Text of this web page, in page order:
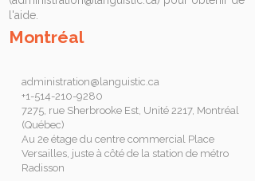
l'aide.
Montréal
administration@languistic.ca
+1-514-210-9280
7275, rue Sherbrooke Est, Unité 2217, Montréal
(Québec)
Au 2e étage du centre commercial Place
Versailles, juste à côté de la station de métro
Radisson